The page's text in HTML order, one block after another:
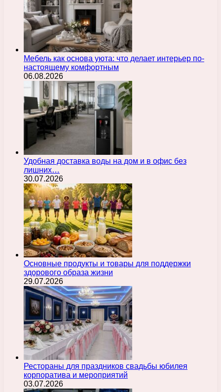
Мебель как основа уюта: что делает интерьер по-
настоящему комфортным
06.08.2026
Удобная доставка воды на дом и в офис без
лишних…
30.07.2026
Основные продукты и товары для поддержки
здорового образа жизни
29.07.2026
Рестораны для праздников свадьбы юбилея
корпоратива и мероприятий
03.07.2026